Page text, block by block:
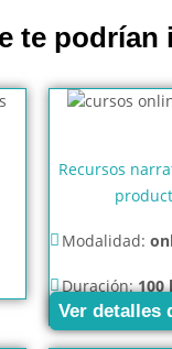
te podrían
Recursos
Modalidad:
Duración:100
Ver detalles